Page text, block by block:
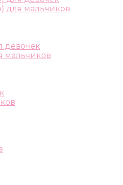
для мальчиков
девочек
мальчиков